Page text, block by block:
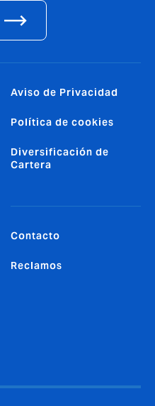
Aviso de Privacidad
Política de cookies
Diversificación de
Cartera
Contacto
Reclamos